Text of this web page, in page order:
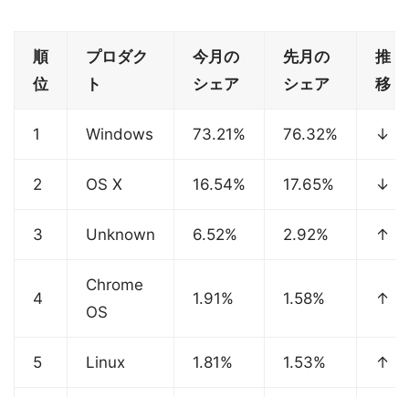
順
位
プロダク
ト
今月の
シェア
先月の
シェア
推
移
1 Windows 73.21% 76.32% ↓
2 OS X 16.54% 17.65% ↓
3 Unknown 6.52% 2.92% ↑
4
Chrome
OS
1.91% 1.58% ↑
5 Linux 1.81% 1.53% ↑